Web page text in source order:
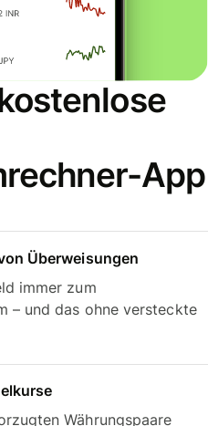
App
Überweisungen
immer zum
– und das ohne versteckte
Währungspaare